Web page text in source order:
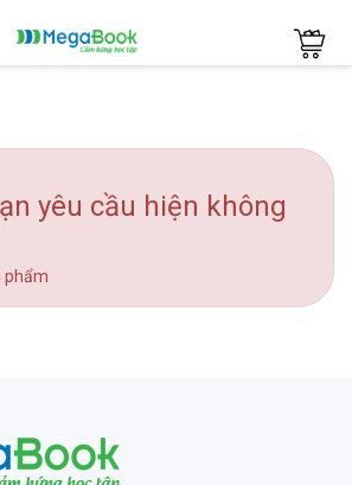
Megabook
yêu cầu hiện không
phẩm